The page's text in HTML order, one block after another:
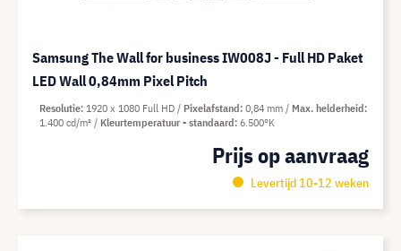
Samsung The Wall for business IW008J - Full HD Paket
LED Wall 0,84mm Pixel Pitch
Prijs op aanvraag
Levertijd 10-12 weken
Resolutie 1920 x 1080 Full HD Pixelafstand 0,84 mm
Max. helderheid
1.400 cd/m²
Kleurtemperatuur - standaard 6.500°K